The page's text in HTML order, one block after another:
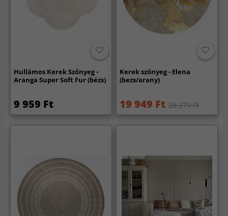
Hullámos Kerek Szőnyeg -
Aranga Super Soft Fur (bézs)
9 959 Ft
Kerek szőnyeg - Elena
(bezs/arany)
19 949 Ft 28 279 Ft